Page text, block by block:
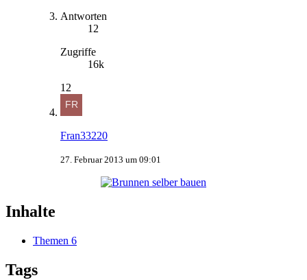
Antworten
12
Zugriffe
16k
12
Fran33220
27. Februar 2013 um 09:01
Inhalte
Themen 6
Tags